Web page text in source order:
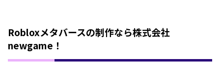
Robloxメタバースの制作なら株式会社
newgame！